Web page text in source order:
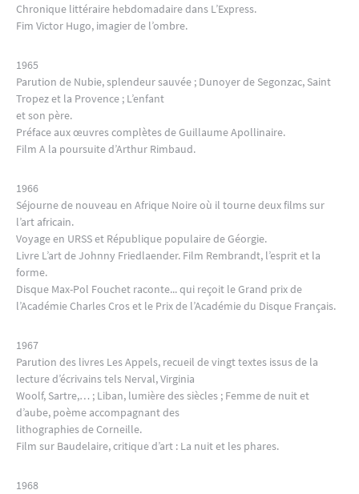
Chronique littéraire hebdomadaire dans L’Express.
Fim Victor Hugo, imagier de l’ombre.
1965
Parution de Nubie, splendeur sauvée ; Dunoyer de Segonzac, Saint
Tropez et la Provence ; L’enfant
et son père.
Préface aux œuvres complètes de Guillaume Apollinaire.
Film A la poursuite d’Arthur Rimbaud.
1966
Séjourne de nouveau en Afrique Noire où il tourne deux films sur
l’art africain.
Voyage en URSS et République populaire de Géorgie.
Livre L’art de Johnny Friedlaender. Film Rembrandt, l’esprit et la
forme.
Disque Max-Pol Fouchet raconte... qui reçoit le Grand prix de
l’Académie Charles Cros et le Prix de l’Académie du Disque Français.
1967
Parution des livres Les Appels, recueil de vingt textes issus de la
lecture d’écrivains tels Nerval, Virginia
Woolf, Sartre,… ; Liban, lumière des siècles ; Femme de nuit et
d’aube, poème accompagnant des
lithographies de Corneille.
Film sur Baudelaire, critique d’art : La nuit et les phares.
1968